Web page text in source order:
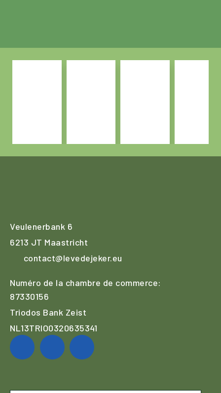
Veulenerbank 6
6213 JT Maastricht
contact@levedejeker.eu
Numéro de la chambre de commerce:
87330156
Triodos Bank Zeist
NL13TRIO0320635341